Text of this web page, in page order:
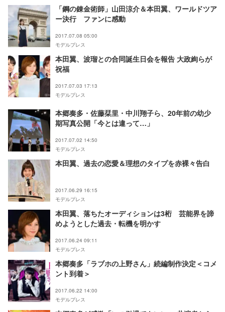
「鋼の錬金術師」山田涼介＆本田翼、ワールドツア
ー決行 ファンに感動
2017.07.08 05:00
モデルプレス
本田翼、波瑠との合同誕生日会を報告 大政絢らが
祝福
2017.07.03 17:13
モデルプレス
本郷奏多・佐藤栞里・中川翔子ら、20年前の幼少
期写真公開「今とは違って…」
2017.07.02 14:50
モデルプレス
本田翼、過去の恋愛＆理想のタイプを赤裸々告白
2017.06.29 16:15
モデルプレス
本田翼、落ちたオーディションは3桁 芸能界を諦
めようとした過去・転機を明かす
2017.06.24 09:11
モデルプレス
本郷奏多「ラブホの上野さん」続編制作決定＜コメ
ント到着＞
2017.06.22 14:00
モデルプレス